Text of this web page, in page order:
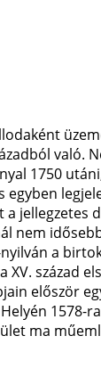
való.
1750
nem
a
század
először
ma